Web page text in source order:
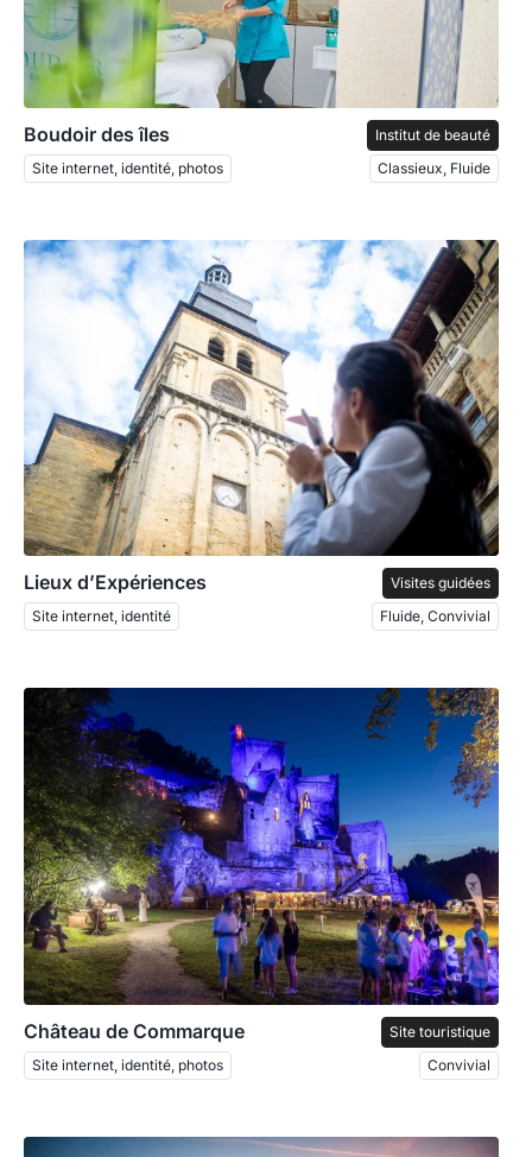
Boudoir des îles
Institut de beauté
Site internet, identité, photos
Classieux, Fluide
Lieux d’Expériences
Visites guidées
Site internet, identité
Fluide, Convivial
Château de Commarque
Site touristique
Site internet, identité, photos
Convivial